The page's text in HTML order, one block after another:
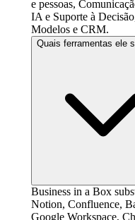
e pessoas,
IA e Suporte à
Modelos e CRM.
Quais ferramentas ele
Business in a Box
Notion, Confluence,
Google Workspace,